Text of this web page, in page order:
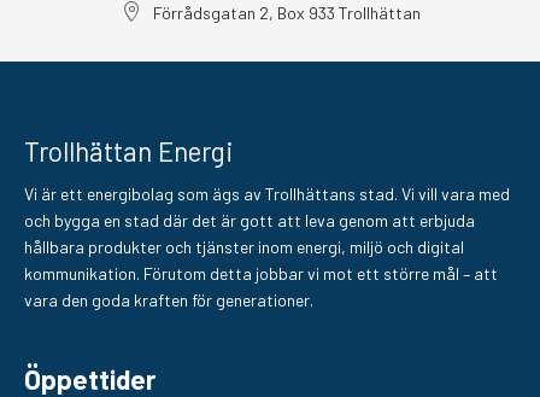
Förrådsgatan 2, Box 933 Trollhättan
Trollhättan Energi
Vi är ett energibolag som ägs av Trollhättans stad. Vi vill vara med
och bygga en stad där det är gott att leva genom att erbjuda
hållbara produkter och tjänster inom energi, miljö och digital
kommunikation. Förutom detta jobbar vi mot ett större mål – att
vara den goda kraften för generationer.
Öppettider